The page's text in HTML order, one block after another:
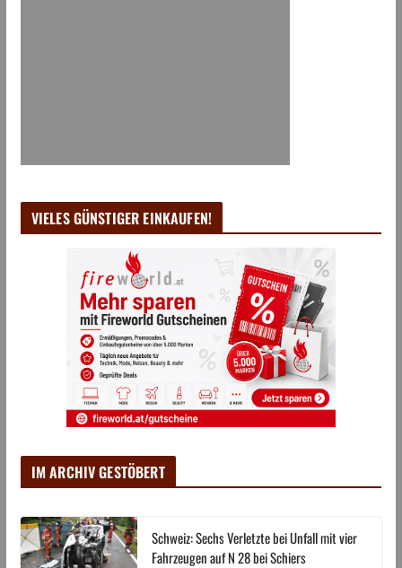
VIELES GÜNSTIGER EINKAUFEN!
IM ARCHIV GESTÖBERT
Schweiz: Sechs Verletzte bei Unfall mit vier
Fahrzeugen auf N 28 bei Schiers